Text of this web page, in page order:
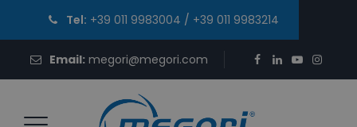
Tel: +39 011 9983004 / +39 011 9983214
Email: megori@megori.com